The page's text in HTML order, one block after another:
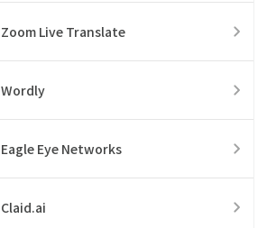
Zoom Live Translate
Wordly
Eagle Eye Networks
Claid.ai